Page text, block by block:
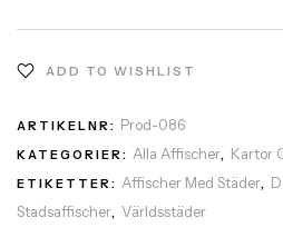
ADD TO WISHLIST
ARTIKELNR: Prod-086
KATEGORIER: Alla Affischer, Kartor
ETIKETTER: Affischer Med Städer,
Stadsaffischer, Världsstäder